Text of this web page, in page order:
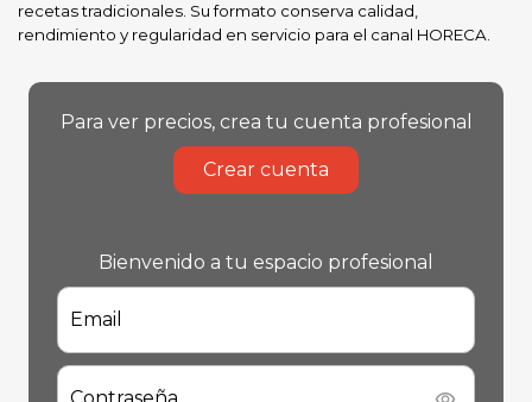
recetas tradicionales. Su formato conserva calidad,
rendimiento y regularidad en servicio para el canal HORECA.
Para ver precios, crea tu cuenta profesional
Crear cuenta
Bienvenido a tu espacio profesional
Email